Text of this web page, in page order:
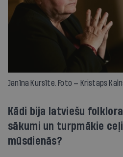
Janīna Kursīte. Foto — Kristaps
Kādi bija latviešu
sākumi un turpmākie
mūsdienās?